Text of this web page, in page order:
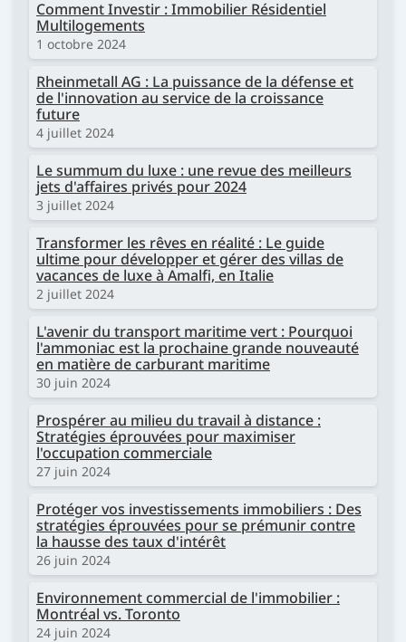
Comment Investir : Immobilier Résidentiel
Multilogements
1 octobre 2024
Rheinmetall AG : La puissance de la défense et
de l'innovation au service de la croissance
future
4 juillet 2024
Le summum du luxe : une revue des meilleurs
jets d'affaires privés pour 2024
3 juillet 2024
Transformer les rêves en réalité : Le guide
ultime pour développer et gérer des villas de
vacances de luxe à Amalfi, en Italie
2 juillet 2024
L'avenir du transport maritime vert : Pourquoi
l'ammoniac est la prochaine grande nouveauté
en matière de carburant maritime
30 juin 2024
Prospérer au milieu du travail à distance :
Stratégies éprouvées pour maximiser
l'occupation commerciale
27 juin 2024
Protéger vos investissements immobiliers : Des
stratégies éprouvées pour se prémunir contre
la hausse des taux d'intérêt
26 juin 2024
Environnement commercial de l'immobilier :
Montréal vs. Toronto
24 juin 2024